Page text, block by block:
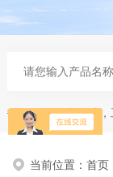
热门关键词：显微镜
当前位置：首页